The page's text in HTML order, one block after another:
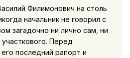
Филимонович на столь
начальник не говорил с
загадочно ни лично сам, ни
Перед
последний рапорт и